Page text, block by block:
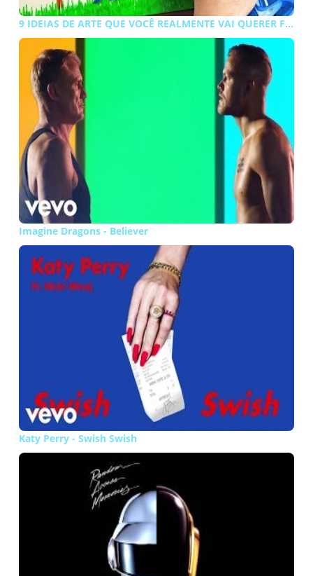
9 IDEIAS DE ARTE QUE VOCÊ REALMENTE VAI QUERER FAZER
Imagine Dragons - Believer
Katy Perry - Swish Swish